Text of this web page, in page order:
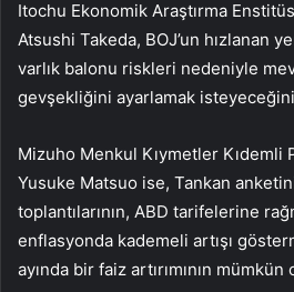
Itochu Ekonomik Araştırma
Atsushi Takeda, BOJ’un hızlanan
varlık balonu riskleri nedeniyle
gevşekliğini ayarlamak
Mizuho Menkul Kıymetler Kıdemli
Yusuke Matsuo ise, Tankan
toplantılarının, ABD tarifelerine
enflasyonda kademeli artışı
ayında bir faiz artırımının